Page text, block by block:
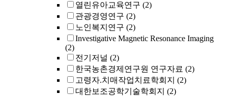
열린유아교육연구 (2)
관광경영연구 (2)
노인복지연구 (2)
Investigative Magnetic Resonance Imaging
(2)
전기저널 (2)
한국농촌경제연구원 연구자료 (2)
고령자.치매작업치료학회지 (2)
대한보조공학기술학회지 (2)